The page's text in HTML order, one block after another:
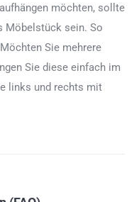
möchten, sollte
Möbelstück sein. So
Sie mehrere
Sie diese einfach im
links und rechts mit